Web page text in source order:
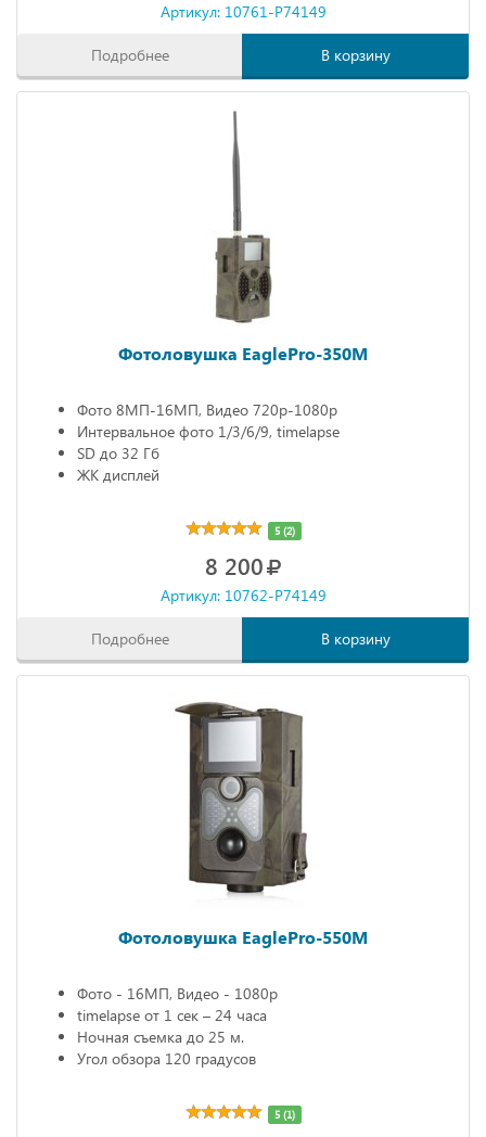
Артикул: 10761-P74149
Подробнее В корзину
Фотоловушка EaglePro-350M
Фото 8МП-16МП, Видео 720р-1080р
Интервальное фото 1/3/6/9, timelapse
SD до 32 Гб
ЖК дисплей
5 (2)
8 200
Артикул: 10762-P74149
Подробнее В корзину
Фотоловушка EaglePro-550M
Фото - 16МП, Видео - 1080р
timelapse от 1 сек – 24 часа
Ночная съемка до 25 м.
Угол обзора 120 градусов
5 (1)